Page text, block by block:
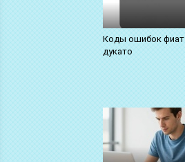
Коды ошибок фиат
дукато